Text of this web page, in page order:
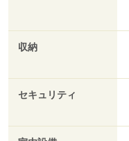
収納
セキュリティ